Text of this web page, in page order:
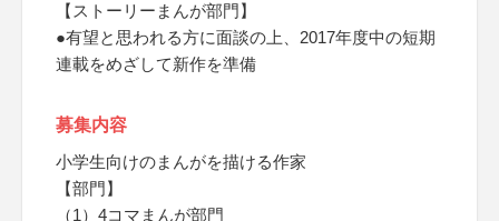
【ストーリーまんが部門】
●有望と思われる方に面談の上、2017年度中の短期
連載をめざして新作を準備
募集内容
小学生向けのまんがを描ける作家
【部門】
（1）4コマまんが部門